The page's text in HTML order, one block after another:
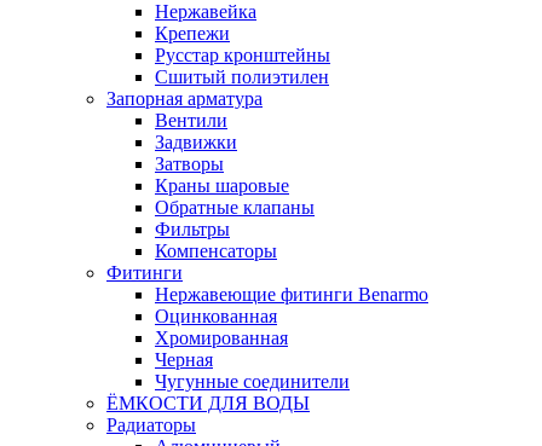
Нержавейка
Крепежи
Русстар кронштейны
Сшитый полиэтилен
Запорная арматура
Вентили
Задвижки
Затворы
Краны шаровые
Обратные клапаны
Фильтры
Компенсаторы
Фитинги
Нержавеющие фитинги Benarmo
Оцинкованная
Хромированная
Черная
Чугунные соединители
ЁМКОСТИ ДЛЯ ВОДЫ
Радиаторы